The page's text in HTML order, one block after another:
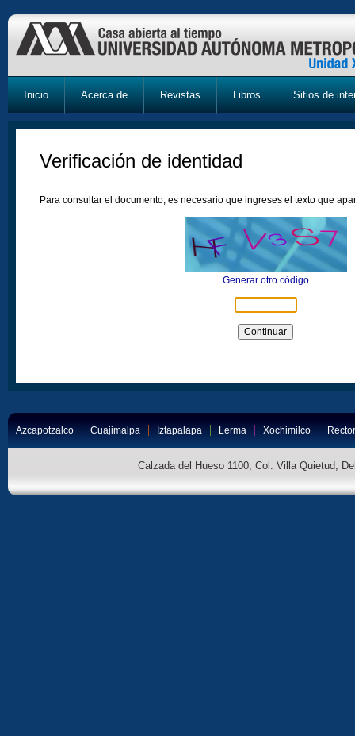
Inicio Acerca de Revistas Libros Sitios de
Verificación de identidad
Para consultar el documento, es necesario que ingreses el texto que
Generar otro código
Azcapotzalco Cuajimalpa Iztapalapa Lerma Xochimilco
Calzada del Hueso 1100, Col. Villa Quietud,